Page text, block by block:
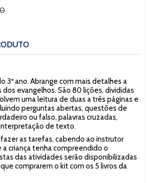
3º ano. Abrange com mais detalhes a
dos evangelhos. São 80 lições, divididas
uma leitura de duas a três páginas e
perguntas abertas, questões de
ou falso, palavras cruzadas,
de texto.
as tarefas, cabendo ao instrutor
a criança tenha compreendido o
das atividades serão disponibilizadas
comprarem o kit com os 5 livros da